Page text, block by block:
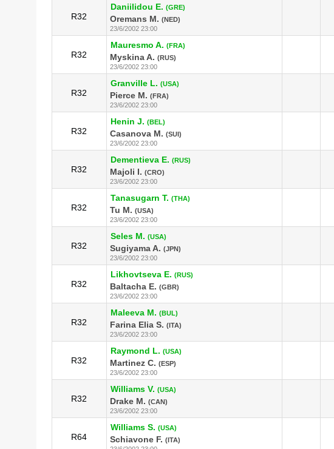
R32
Daniilidou E. (GRE)
Oremans M. (NED)
23/6/2002 23:00
R32
Mauresmo A. (FRA)
Myskina A. (RUS)
23/6/2002 23:00
R32
Granville L. (USA)
Pierce M. (FRA)
23/6/2002 23:00
R32
Henin J. (BEL)
Casanova M. (SUI)
23/6/2002 23:00
R32
Dementieva E. (RUS)
Majoli I. (CRO)
23/6/2002 23:00
R32
Tanasugarn T. (THA)
Tu M. (USA)
23/6/2002 23:00
R32
Seles M. (USA)
Sugiyama A. (JPN)
23/6/2002 23:00
R32
Likhovtseva E. (RUS)
Baltacha E. (GBR)
23/6/2002 23:00
R32
Maleeva M. (BUL)
Farina Elia S. (ITA)
23/6/2002 23:00
R32
Raymond L. (USA)
Martinez C. (ESP)
23/6/2002 23:00
R32
Williams V. (USA)
Drake M. (CAN)
23/6/2002 23:00
R64
Williams S. (USA)
Schiavone F. (ITA)